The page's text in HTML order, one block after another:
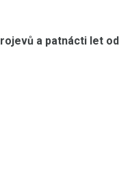
a patnácti let od